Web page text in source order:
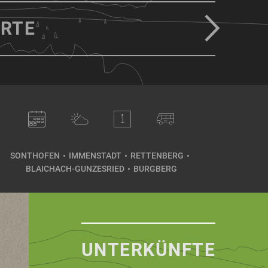
SONTHOFEN IMMENSTADT
RETTENBERG
BLAICHACH-GUNZESRIED
BURGBERG
UNTERKÜNFTE